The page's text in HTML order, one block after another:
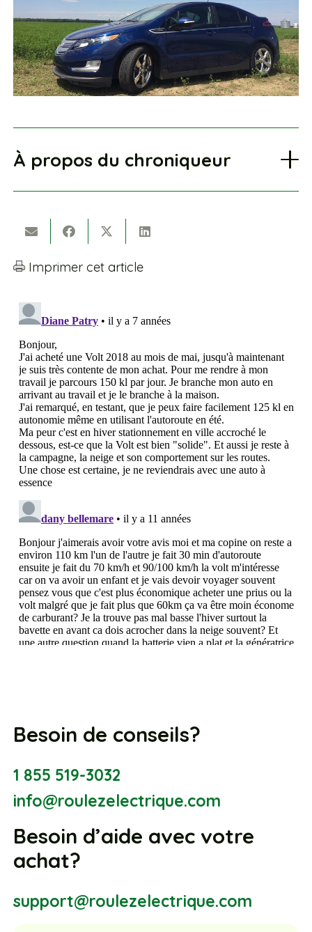
À propos du chroniqueur
Imprimer cet article
Besoin de conseils?
1 855 519-3032
info@roulezelectrique.com
Besoin d’aide avec votre
achat?
support@roulezelectrique.com